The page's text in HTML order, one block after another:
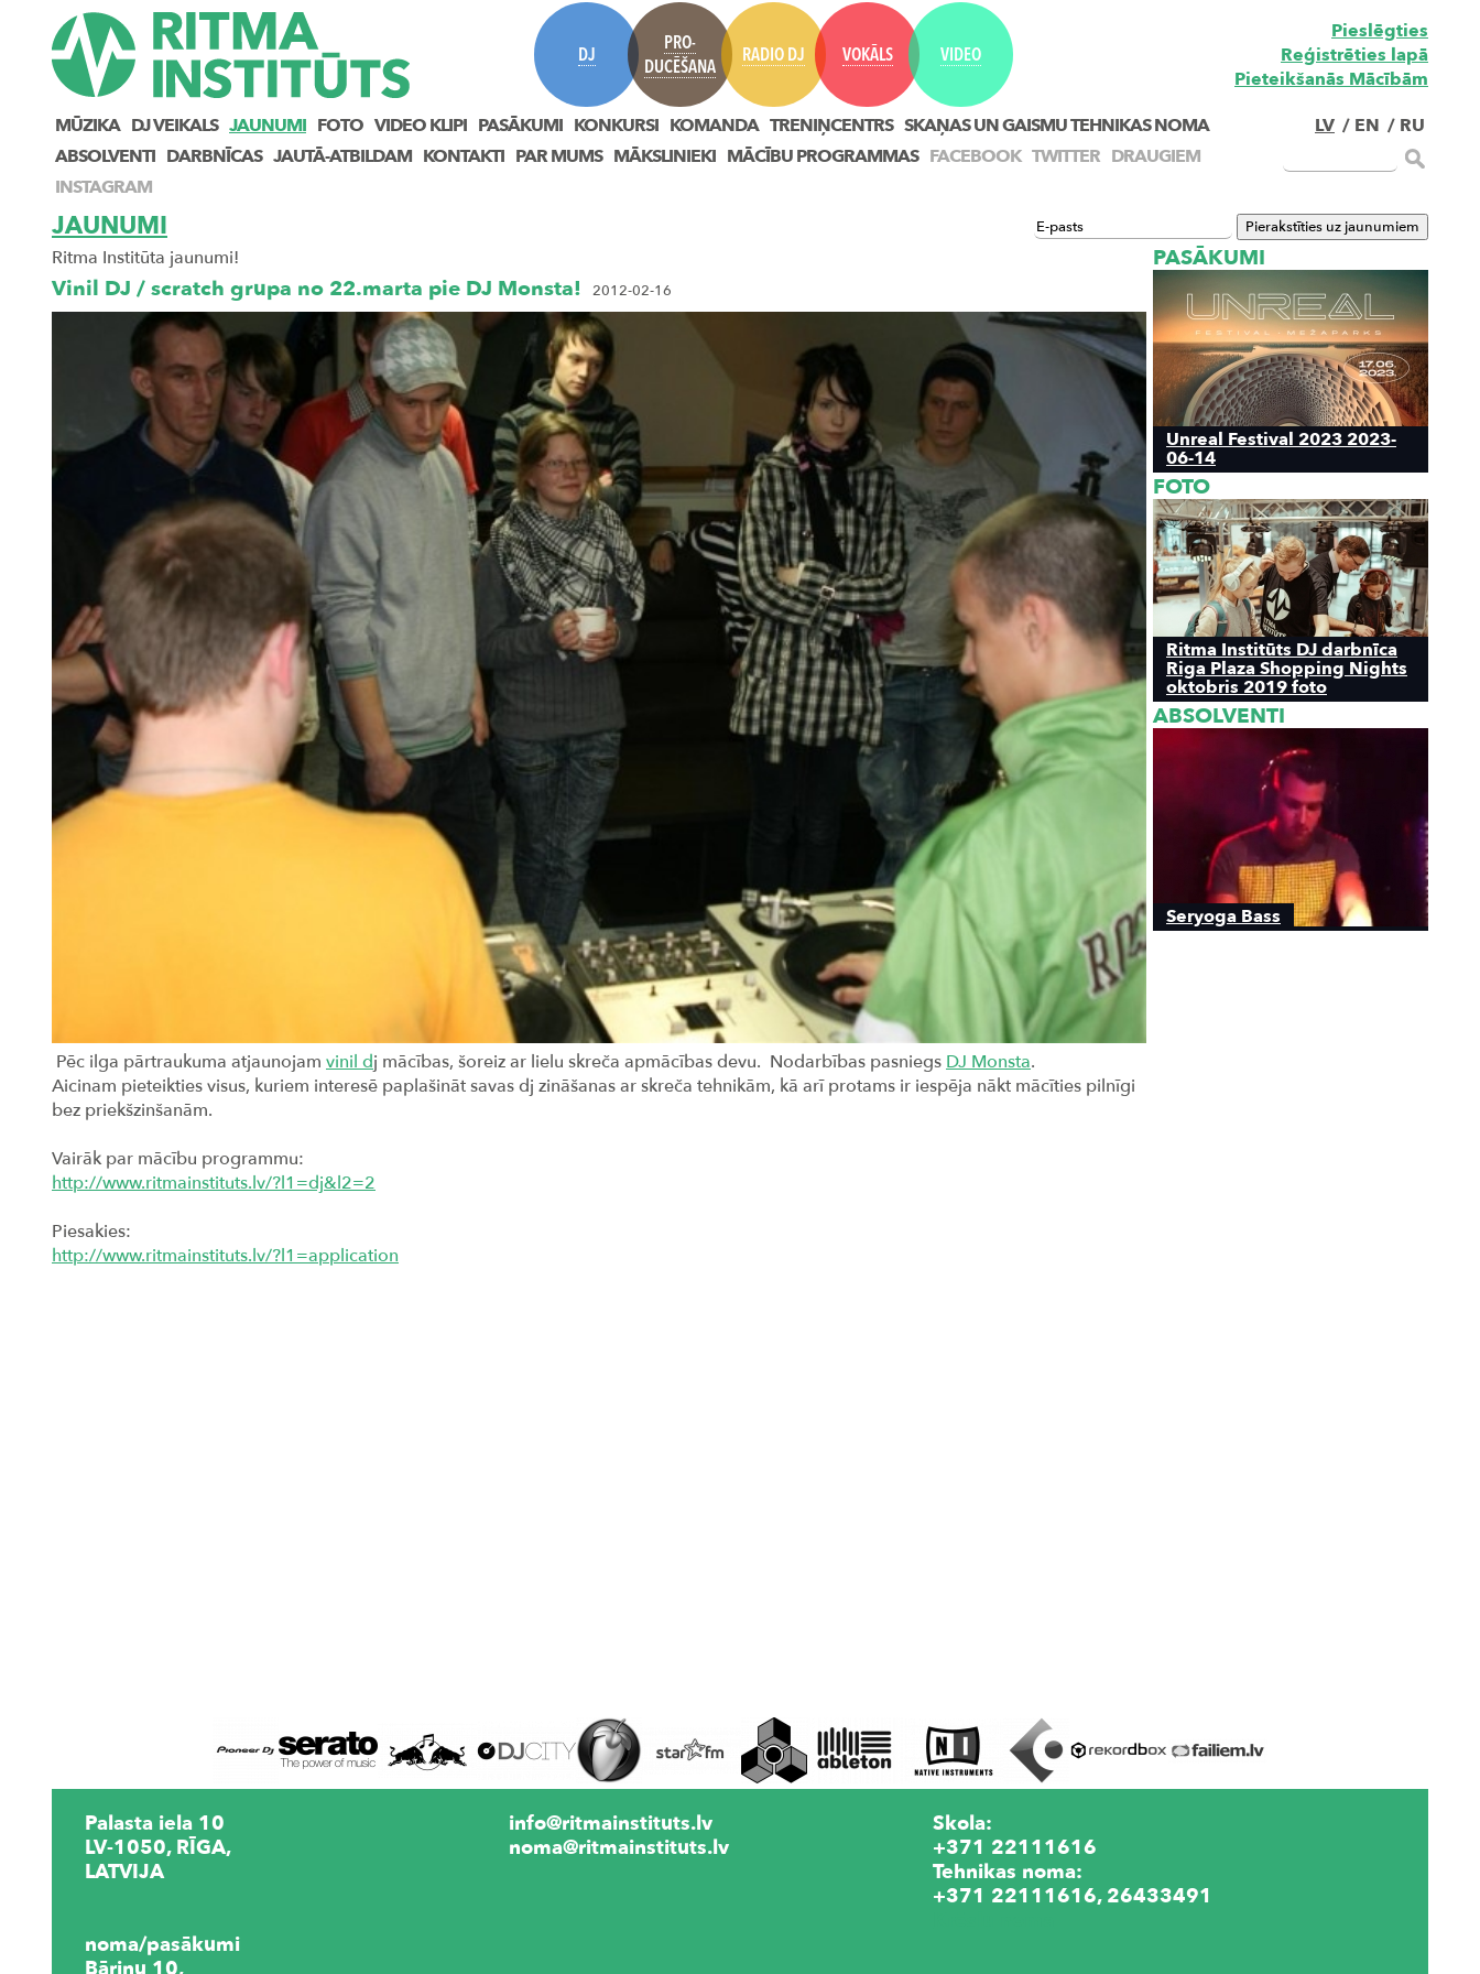
DJ
PRO-
DUCĒŠANA
RADIO DJ VOKĀLS VIDEO
Pieslēgties
Reģistrēties lapā
Pieteikšanās Mācībām
MŪZIKA DJ VEIKALS JAUNUMI FOTO VIDEO KLIPI PASĀKUMI KONKURSI KOMANDA TRENIŅCENTRS SKAŅAS UN GAISMU TEHNIKAS NOMA
ABSOLVENTI DARBNĪCAS JAUTĀ-ATBILDAM KONTAKTI PAR MUMS MĀKSLINIEKI MĀCĪBU PROGRAMMAS FACEBOOK TWITTER DRAUGIEM
INSTAGRAM
LV / EN / RU
JAUNUMI
Ritma Institūta jaunumi!
Vinil DJ / scratch grupa no 22.marta pie DJ Monsta! 2012-02-16
Pēc ilga pārtraukuma atjaunojam vinil dj mācības, šoreiz ar lielu skreča apmācības devu. Nodarbības pasniegs DJ Monsta.
Aicinam pieteikties visus, kuriem interesē paplašināt savas dj zināšanas ar skreča tehnikām, kā arī protams ir iespēja nākt mācīties pilnīgi
bez priekšzinšanām.
Vairāk par mācību programmu:
http://www.ritmainstituts.lv/?l1=dj&l2=2
Piesakies:
http://www.ritmainstituts.lv/?l1=application
PASĀKUMI
Unreal Festival 2023 2023-
06-14
FOTO
Ritma Institūts DJ darbnīca
Riga Plaza Shopping Nights
oktobris 2019 foto
ABSOLVENTI
Seryoga Bass
Palasta iela 10
LV-1050, RĪGA,
LATVIJA
noma/pasākumi
Bāriņu 10,
info@ritmainstituts.lv
noma@ritmainstituts.lv
Skola:
+371 22111616
Tehnikas noma:
+371 22111616, 26433491